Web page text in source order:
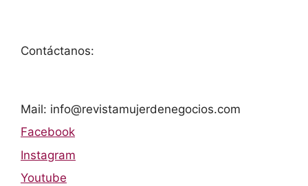
Contáctanos:
Mail: info@revistamujerdenegocios.com
Facebook
Instagram
Youtube